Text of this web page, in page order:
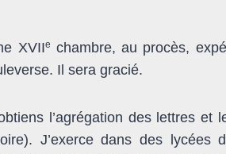
XVIIe chambre, au procès,
Il sera gracié.
l’agrégation des lettres et
J’exerce dans des